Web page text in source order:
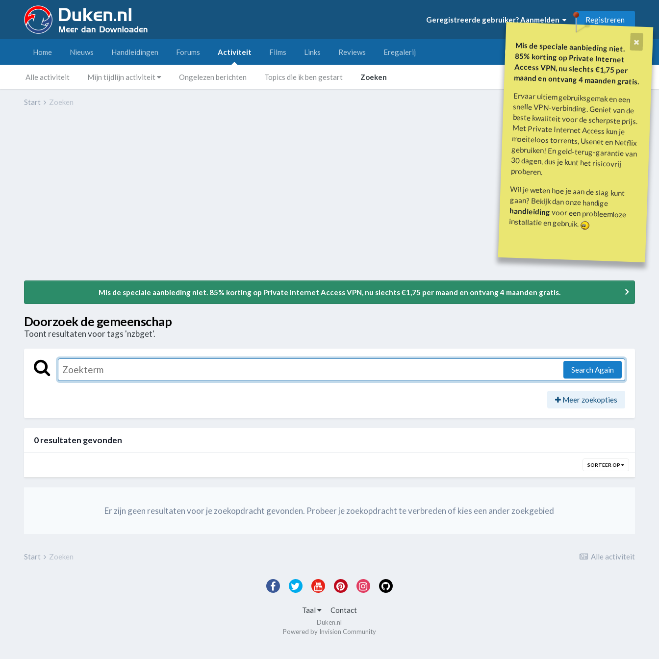
Mis de speciale aanbieding niet.
85% korting op Private Internet
Access VPN, nu slechts €1,75 per
maand en ontvang 4 maanden gratis.
Ervaar ultiem gebruiksgemak en een
snelle VPN-verbinding. Geniet van de
beste kwaliteit voor de scherpste prijs.
Met Private Internet Access kun je
moeiteloos torrents, Usenet en Netflix
gebruiken! En geld-terug-garantie van
30 dagen, dus je kunt het risicovrij
proberen.
Wil je weten hoe je aan de slag kunt
gaan? Bekijk dan onze handige
handleidingvoor een probleemloze
installatie en gebruik.
Geregistreerde gebruiker? Aanmelden Registreren
Home Nieuws Handleidingen Forums Activiteit
Alle activiteit Mijn tijdlijn activiteit Ongelezen berichten Topics die ik ben gestart Zoeken
Films Links Reviews Eregalerij
Alle activiteit
Start Zoeken
Mis de speciale aanbieding niet. 85% korting op Private Internet Access VPN, nu slechts €1,75 per maand en ontvang 4 maanden gratis.
Doorzoek de gemeenschap
Toont resultaten voor tags 'nzbget'.
Search Again
Meer zoekopties
0 resultaten gevonden
SORTEER OP
Er zijn geen resultaten voor je zoekopdracht gevonden. Probeer je zoekopdracht te verbreden of kies een ander zoekgebied
Alle activiteit
Start Zoeken
Taal Contact
Duken.nl
Powered by Invision Community